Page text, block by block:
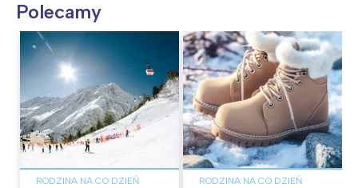
Polecamy
RODZINA NA CO DZIEŃ RODZINA NA CO DZIEŃ